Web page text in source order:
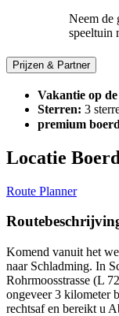
Neem de
speeltuin
Prijzen & Partner
Vakantie op
Sterren: 3
premium
Locatie
Route Planner
Komend vanuit het
naar Schladming. In
Rohrmoosstrasse (L
ongeveer 3 kilometer
rechtsaf en bereikt u